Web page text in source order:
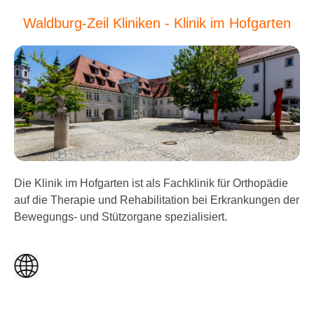
Waldburg-Zeil Kliniken - Klinik im Hofgarten
Die Klinik im Hofgarten ist als Fachklinik für Orthopädie
auf die Therapie und Rehabilitation bei Erkrankungen der
Bewegungs- und Stützorgane spezialisiert.